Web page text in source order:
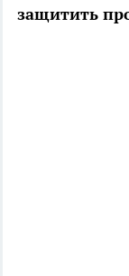
защитить